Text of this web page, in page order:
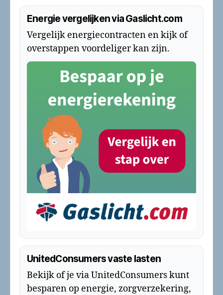
Energie vergelijken via Gaslicht.com
Vergelijk energiecontracten en kijk of
overstappen voordeliger kan zijn.
UnitedConsumers vaste lasten
Bekijk of je via UnitedConsumers kunt
besparen op energie, zorgverzekering,